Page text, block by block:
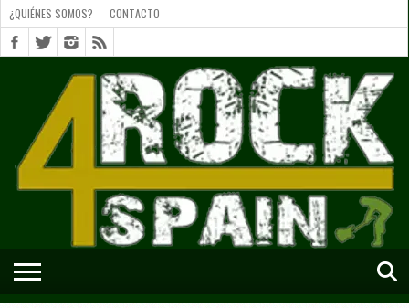
SOMOS?
CONTACTO
SHORTS
¿QUIÉNES SOMOS? CONTACTO